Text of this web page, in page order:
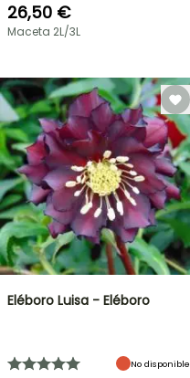
26,50 €
Maceta 2L/3L
Eléboro Luisa - Eléboro
No disponible